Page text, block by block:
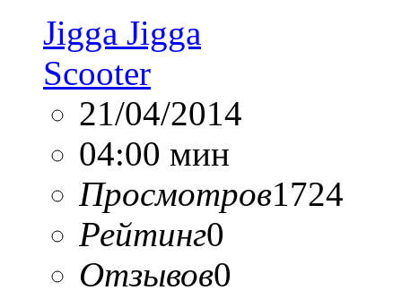
Jigga Jigga
Scooter
21/04/2014
04:00 мин
Просмотров1724
Рейтинг0
Отзывов0